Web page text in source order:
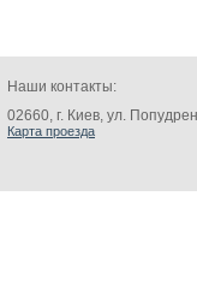
Наши контакты:
02660, г. Киев, ул.
Карта проезда